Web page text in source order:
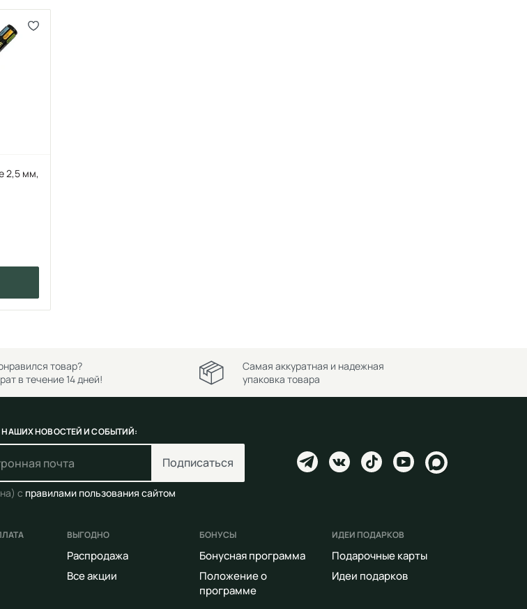
2,5 мм,
товар?
в течение 14 дней!
Самая аккуратная и надежная
упаковка товара
НАШИХ НОВОСТЕЙ И СОБЫТИЙ:
Подписаться
с правилами пользования сайтом
ВЫГОДНО
Распродажа
Все акции
БОНУСЫ
Бонусная программа
Положение о
программе
ИДЕИ ПОДАРКОВ
Подарочные карты
Идеи подарков